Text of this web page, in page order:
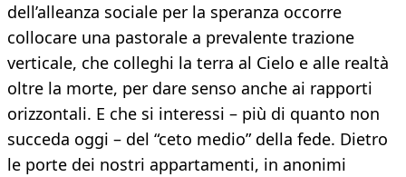
dell’alleanza sociale per la speranza occorre
collocare una pastorale a prevalente trazione
verticale, che colleghi la terra al Cielo e alle realtà
oltre la morte, per dare senso anche ai rapporti
orizzontali. E che si interessi – più di quanto non
succeda oggi – del “ceto medio” della fede. Dietro
le porte dei nostri appartamenti, in anonimi